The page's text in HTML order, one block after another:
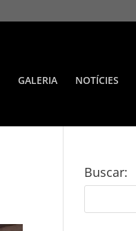
GALERIA NOTÍCIES
Buscar: